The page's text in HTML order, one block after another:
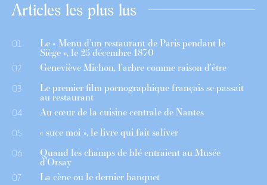
Articles les plus lus
01 Le « Menu d’un restaurant de Paris pendant le
Siège », le 25 décembre 1870
02 Geneviève Michon, l’arbre comme raison d’être
03 Le premier film pornographique français se passait
au restaurant
04 Au cœur de la cuisine centrale de Nantes
05 « suce moi », le livre qui fait saliver
06 Quand les champs de blé entraient au Musée
d’Orsay
07 La cène ou le dernier banquet